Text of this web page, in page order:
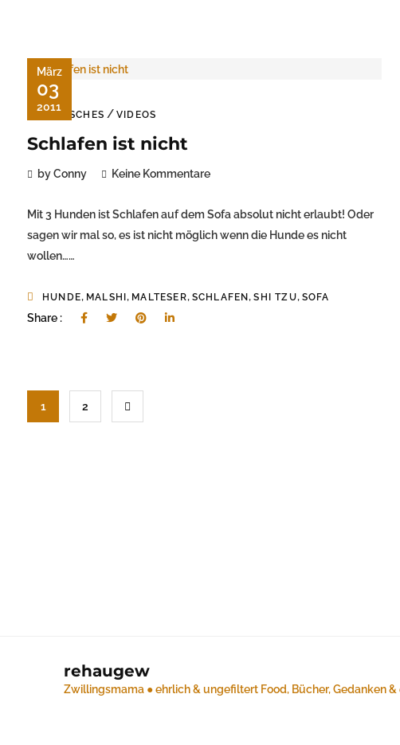
März
03
2011
TIERISCHES / VIDEOS
Schlafen ist nicht
by Conny Keine Kommentare
Mit 3 Hunden ist Schlafen auf dem Sofa absolut nicht erlaubt! Oder
sagen wir mal so, es ist nicht möglich wenn die Hunde es nicht
wollen……
HUNDE, MALSHI, MALTESER, SCHLAFEN,SHI TZU, SOFA
Share :
1 2
rehaugew
Zwillingsmama ● ehrlich & ungefiltert Food, Bücher, Gedanken